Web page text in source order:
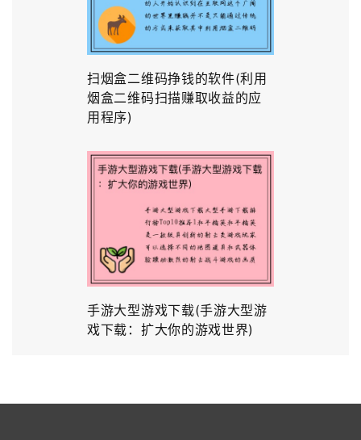
扫烟盒二维码挣钱的软件(利用
烟盒二维码扫描赚取收益的应
用程序)
手游大型游戏下载(手游大型游
戏下载：扩大你的游戏世界)